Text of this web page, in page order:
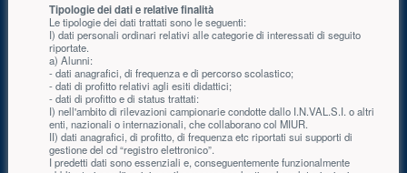
Tipologie dei dati e relative finalità
Le tipologie dei dati trattati sono le seguenti:
I) dati personali ordinari relativi alle categorie di interessati di seguito
riportate.
a) Alunni:
- dati anagrafici, di frequenza e di percorso scolastico;
- dati di profitto relativi agli esiti didattici;
- dati di profitto e di status trattati:
I) nell'ambito di rilevazioni campionarie condotte dallo I.N.VAL.S.I. o altri
enti, nazionali o internazionali, che collaborano col MIUR.
II) dati anagrafici, di profitto, di frequenza etc riportati sui supporti di
gestione del cd “registro elettronico”.
I predetti dati sono essenziali e, conseguentemente funzionalmente